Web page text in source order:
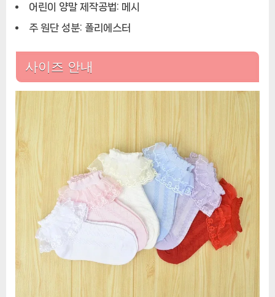
어린이 양말 제작공법: 메시
주 원단 성분: 폴리에스터
사이즈 안내